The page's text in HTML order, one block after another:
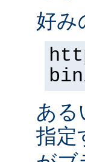
好み
ある
指定